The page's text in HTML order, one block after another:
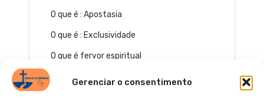
Gerenciar o consentimento
O que é : Apostasia
O que é : Exclusividade
O que é fervor espiritual